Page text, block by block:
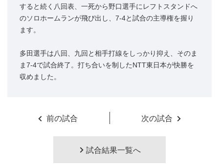
すると続く八回表、一死から野口選手にレフトスタンドへ
のソロホームランが飛び出し、7-4と試合の主導権を握り
ます。
多田選手は八回、九回と相手打線をしっかり抑え、そのま
ま7-4で試合終了。打ち合いを制したNTT東日本が快勝を
収めました。
前の試合 次の試合
試合結果一覧へ